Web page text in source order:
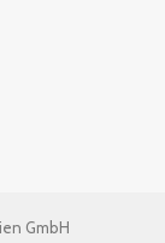
GmbH